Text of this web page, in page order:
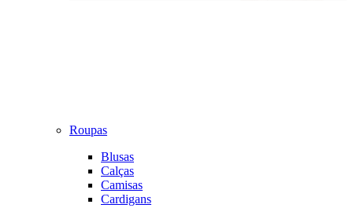
Roupas
Blusas
Calças
Camisas
Cardigans